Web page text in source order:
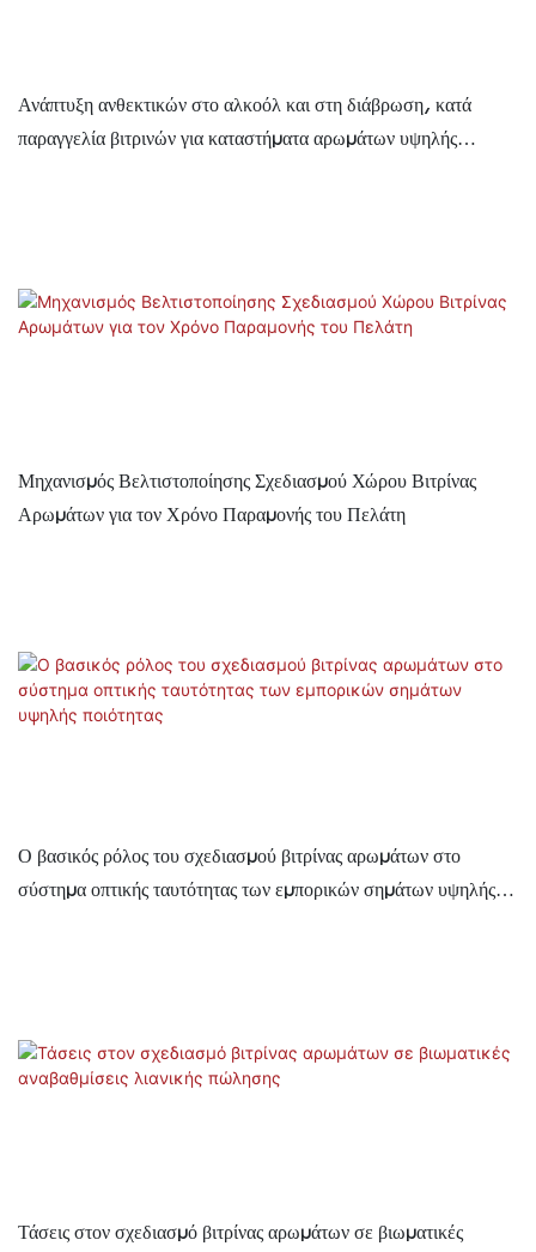
Ανάπτυξη ανθεκτικών στο αλκοόλ και στη διάβρωση, κατά
παραγγελία βιτρινών για καταστήματα αρωμάτων υψηλής
Μηχανισμός Βελτιστοποίησης Σχεδιασμού Χώρου Βιτρίνας
Αρωμάτων για τον Χρόνο Παραμονής του Πελάτη
Ο βασικός ρόλος του σχεδιασμού βιτρίνας αρωμάτων στο
σύστημα οπτικής ταυτότητας των εμπορικών σημάτων υψηλής
Τάσεις στον σχεδιασμό βιτρίνας αρωμάτων σε βιωματικές